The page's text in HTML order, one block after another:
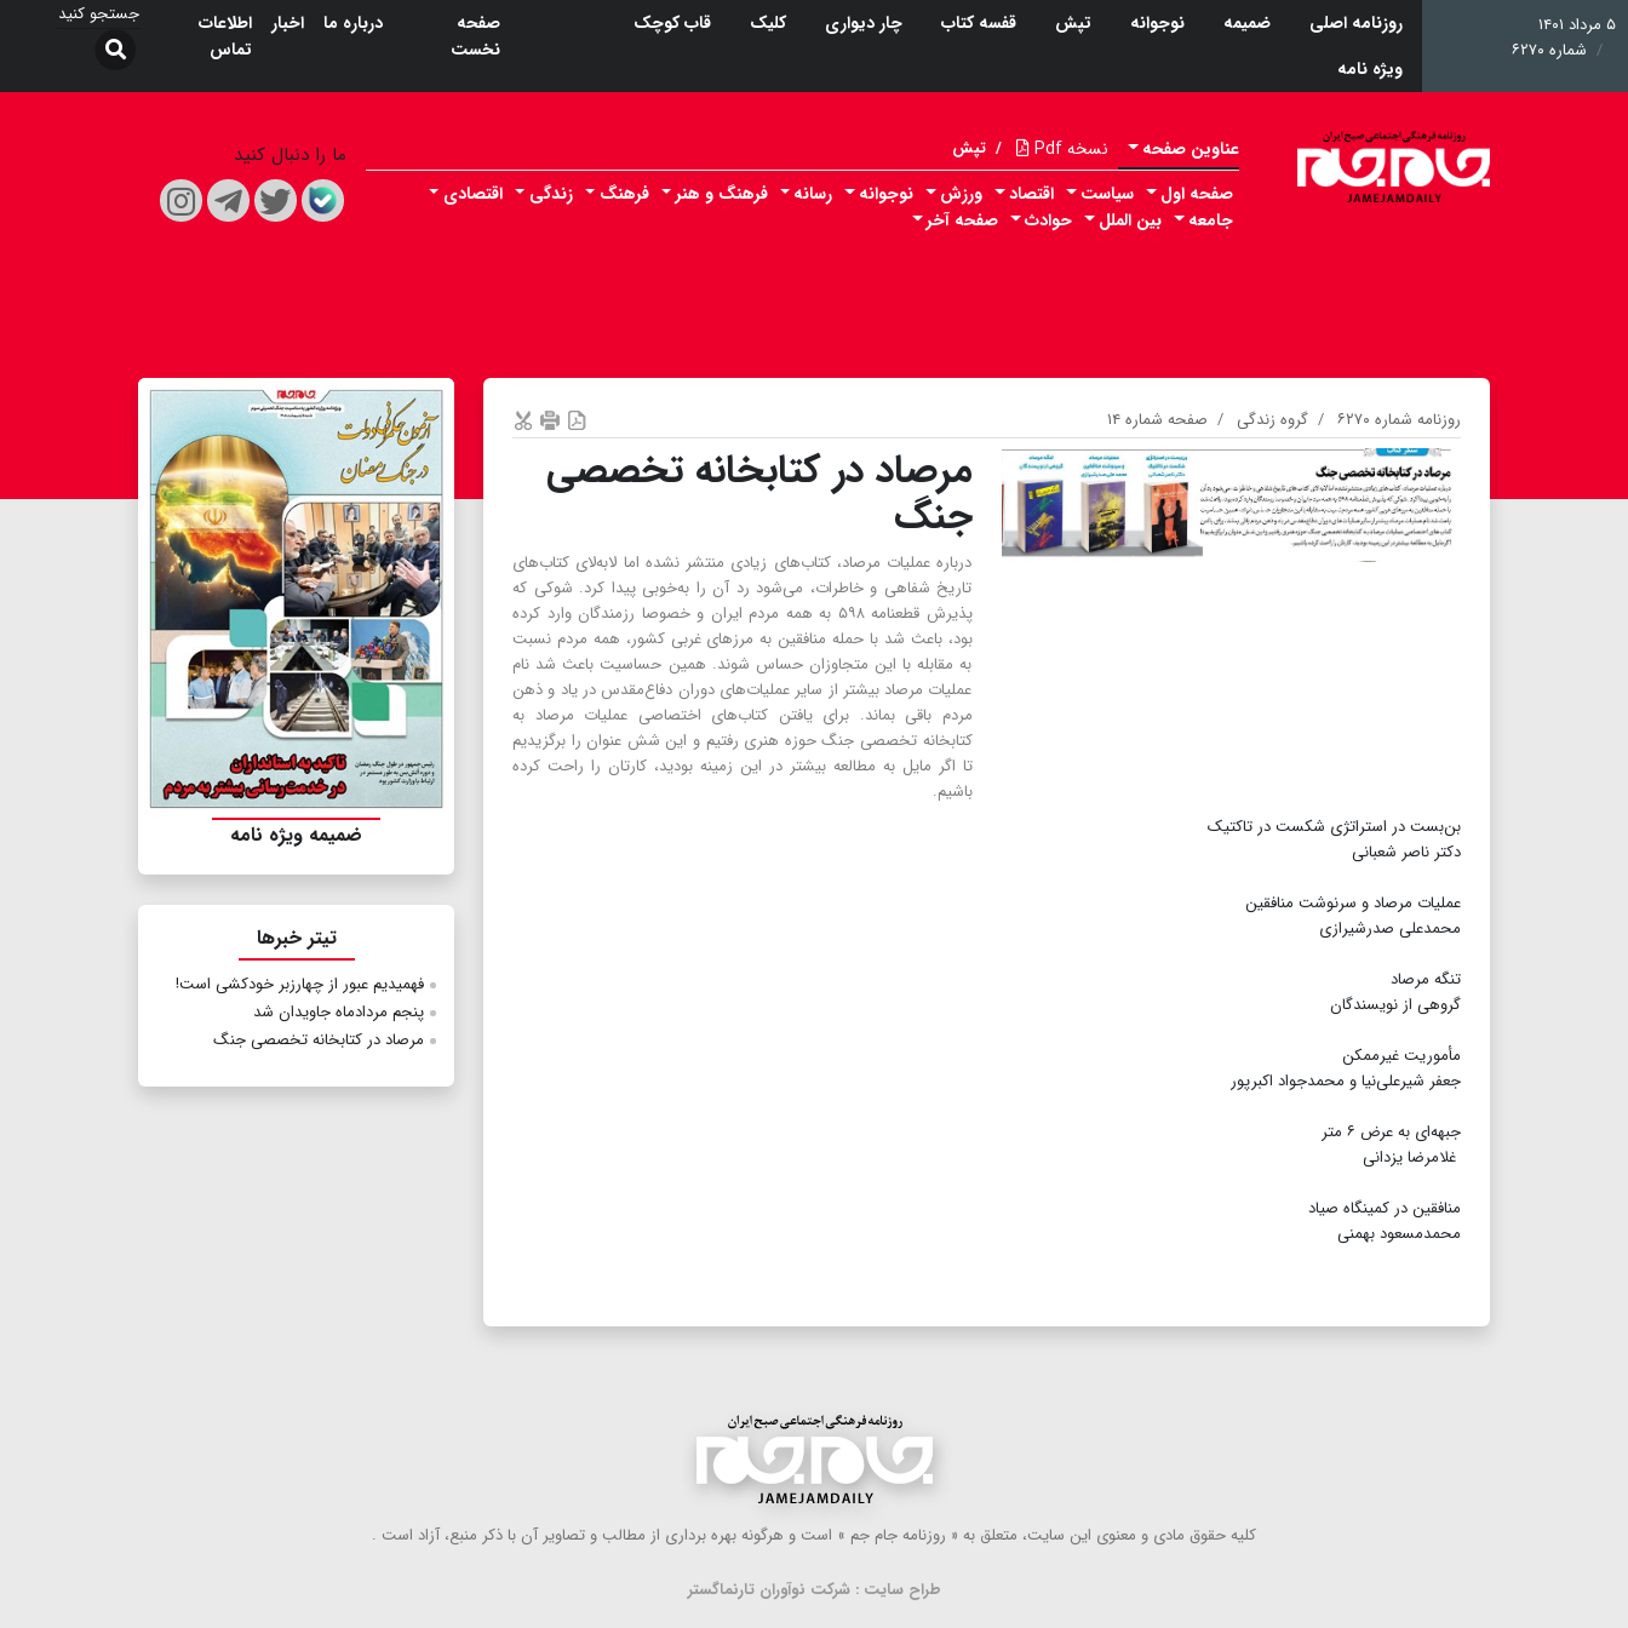
۵ مرداد ۱۴۰۱
شماره ۶۲۷۰
روزنامه اصلی ضمیمه نوجوانه تپش قفسه کتاب چار دیواری کلیک
قاب کوچک
ویژه نامه
صفحه
نخست
درباره ما اخبار
اطلاعات
تماس
عناوین صفحه نسخه Pdf / تپش
صفحه اول سیاست اقتصاد ورزش نوجوانه رسانه فرهنگ و هنر فرهنگ زندگی
اقتصادی
جامعه
بین الملل حوادث صفحه آخر
ما را دنبال کنید
روزنامه شماره ۶۲۷۰ گروه زندگی صفحه شماره ۱۴
مرصاد در کتابخانه تخصصی
جنگ
درباره عملیات مرصاد، کتاب‌های زیادی منتشر نشده اما لابه‌لای کتاب‌های
تاریخ شفاهی و خاطرات، می‌شود رد آن را به‌خوبی پیدا کرد. شوکی که
پذیرش قطعنامه ۵۹۸ به همه مردم ایران و خصوصا رزمندگان وارد کرده
بود، باعث شد با حمله منافقین به مرزهای غربی کشور، همه مردم نسبت
به مقابله با این متجاوزان حساس شوند. همین حساسیت باعث شد نام
عملیات مرصاد بیشتر از سایر عملیات‌های دوران دفاع‌مقدس در یاد و ذهن
مردم باقی بماند. برای یافتن کتاب‌های اختصاصی عملیات مرصاد به
کتابخانه تخصصی جنگ حوزه هنری رفتیم و این شش عنوان را برگزیدیم
تا اگر مایل به مطالعه بیشتر در این زمینه بودید، کارتان را راحت کرده
باشیم.
بن‌بست در استراتژی شکست در تاکتیک
دکتر ناصر شعبانی
عملیات مرصاد و سرنوشت منافقین
محمدعلی صدرشیرازی
تنگه مرصاد
گروهی از نویسندگان
مأموریت غیرممکن
جعفر شیرعلی‌نیا و محمدجواد اکبرپور
جبهه‌ای به عرض ۶ متر
غلامرضا یزدانی
منافقین در کمینگاه صیاد
محمدمسعود بهمنی
ضمیمه ویژه نامه
تیتر خبرها
فهمیدیم عبور از چهارزبر خودکشی است!
پنجم مردادماه جاویدان شد
مرصاد در کتابخانه تخصصی جنگ
كلیه حقوق مادی و معنوی این سایت، متعلق به « روزنامه جام جم » است و هرگونه بهره ‌برداری از مطالب و تصاویر آن با ذكر منبع، آزاد است .
طراح سایت : شرکت نوآوران تارنماگستر